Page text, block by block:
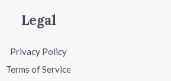
Legal
Privacy Policy
Terms of Service